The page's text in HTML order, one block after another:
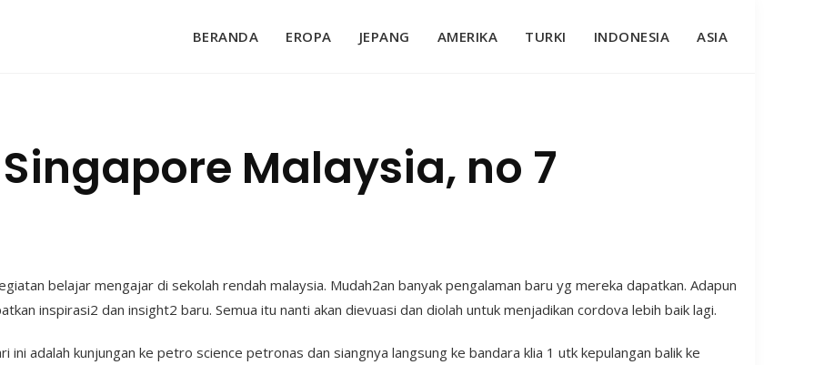
BERANDA EROPA JEPANG AMERIKA TURKI INDONESIA ASIA
Malaysia, no 7
belajar mengajar di sekolah rendah malaysia. Mudah2an banyak pengalaman baru yg mereka dapatkan. Adapun
inspirasi2 dan insight2 baru. Semua itu nanti akan dievuasi dan diolah untuk menjadikan cordova lebih baik lagi.
ini adalah kunjungan ke petro science petronas dan siangnya langsung ke bandara klia 1 utk kepulangan balik ke